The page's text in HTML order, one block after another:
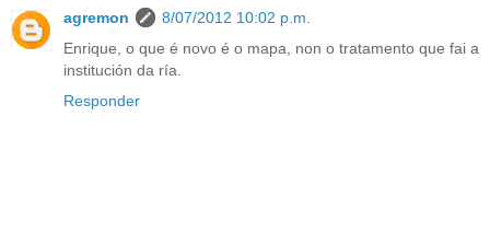
agremon
8/07/2012 10:02 p.m.
Enrique, o que é novo é o mapa, non o tratamento que fai a
institución da ría.
Responder